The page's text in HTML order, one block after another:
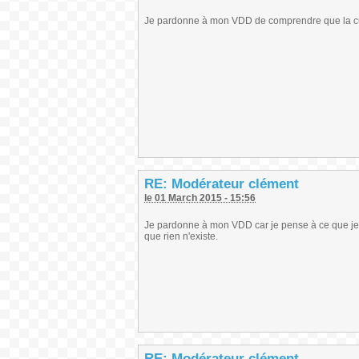
Je pardonne à mon VDD de comprendre que la
RE: Modérateur clément
le 01 March 2015 - 15:56
Je pardonne à mon VDD car je pense à ce que
que rien n'existe.